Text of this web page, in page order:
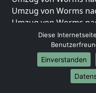
Umzug von Worms
Umzug von Worms
Umzug von Worms
Umzug von Worms
Umzug von Worms
Umzug von Worms
Umzug von Worms
Diese
Einverstanden